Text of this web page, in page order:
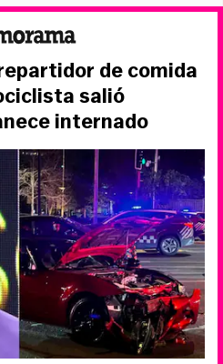
de comida
salió
internado